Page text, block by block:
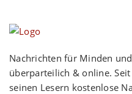
Nachrichten für Minden
überparteilich & online.
seinen Lesern kostenlose